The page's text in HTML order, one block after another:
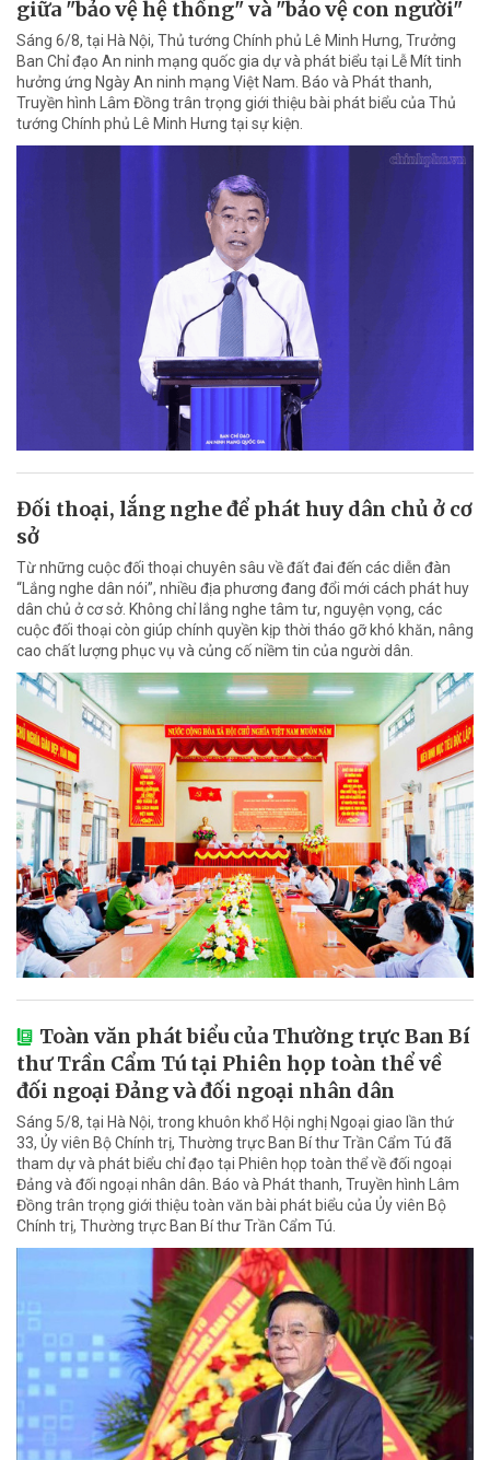
giữa "bảo vệ hệ thống" và "bảo vệ con người"
Sáng 6/8, tại Hà Nội, Thủ tướng Chính phủ Lê Minh Hưng, Trưởng
Ban Chỉ đạo An ninh mạng quốc gia dự và phát biểu tại Lễ Mít tinh
hưởng ứng Ngày An ninh mạng Việt Nam. Báo và Phát thanh,
Truyền hình Lâm Đồng trân trọng giới thiệu bài phát biểu của Thủ
tướng Chính phủ Lê Minh Hưng tại sự kiện.
Đối thoại, lắng nghe để phát huy dân chủ ở cơ
sở
Từ những cuộc đối thoại chuyên sâu về đất đai đến các diễn đàn
“Lắng nghe dân nói”, nhiều địa phương đang đổi mới cách phát huy
dân chủ ở cơ sở. Không chỉ lắng nghe tâm tư, nguyện vọng, các
cuộc đối thoại còn giúp chính quyền kịp thời tháo gỡ khó khăn, nâng
cao chất lượng phục vụ và củng cố niềm tin của người dân.
Toàn văn phát biểu của Thường trực Ban Bí
thư Trần Cẩm Tú tại Phiên họp toàn thể về
đối ngoại Đảng và đối ngoại nhân dân
Sáng 5/8, tại Hà Nội, trong khuôn khổ Hội nghị Ngoại giao lần thứ
33, Ủy viên Bộ Chính trị, Thường trực Ban Bí thư Trần Cẩm Tú đã
tham dự và phát biểu chỉ đạo tại Phiên họp toàn thể về đối ngoại
Đảng và đối ngoại nhân dân. Báo và Phát thanh, Truyền hình Lâm
Đồng trân trọng giới thiệu toàn văn bài phát biểu của Ủy viên Bộ
Chính trị, Thường trực Ban Bí thư Trần Cẩm Tú.